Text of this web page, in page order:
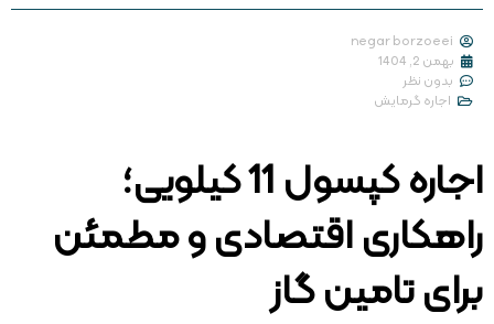
negar borzoeei
بهمن 2, 1404
بدون نظر
اجاره گرمایش
اجاره کپسول 11 کیلویی؛
راهکاری اقتصادی و مطمئن
برای تامین گاز